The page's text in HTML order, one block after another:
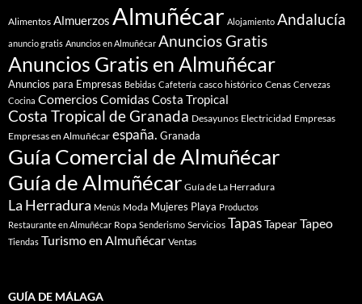
Alimentos Almuerzos Almuñécar Alojamiento Andalucía
anuncio gratis Anuncios en Almuñécar Anuncios Gratis
Anuncios Gratis en Almuñécar
Anuncios para Empresas Bebidas Cafetería casco histórico Cenas Cervezas
Cocina ComerciosComidasCosta Tropical
Costa Tropical de Granada Desayunos Electricidad Empresas
Empresas en Almuñécar españa. Granada
Guía Comercial de Almuñécar
Guía de Almuñécar Guía de La Herradura
La Herradura Menús Moda Mujeres Playa Productos
Restaurante en Almuñécar Ropa Senderismo Servicios TapasTapearTapeo
Tiendas Turismo en Almuñécar Ventas
GUÍA DE MÁLAGA